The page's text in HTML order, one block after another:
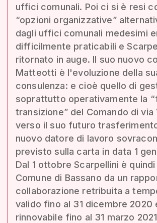
uffici comunali. Poi ci si è resi
“opzioni organizzative”
dagli uffici comunali medesimi
difficilmente praticabili e
ritornato in auge. Il suo nuovo
Matteotti è l'evoluzione della
consulenza: e cioè quello di
soprattutto operativamente la
transizione” del Comando di
verso il suo futuro
nuovo datore di lavoro
previsto sulla carta in data 1
Dal 1 ottobre Scarpellini è
Comune di Bassano da un
collaborazione retribuita a
valido fino al 31 dicembre 2020
rinnovabile fino al 31 marzo